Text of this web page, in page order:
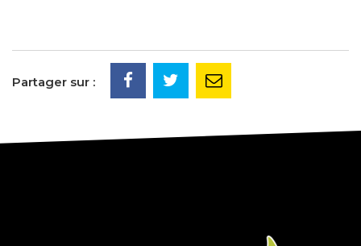
Partager sur :